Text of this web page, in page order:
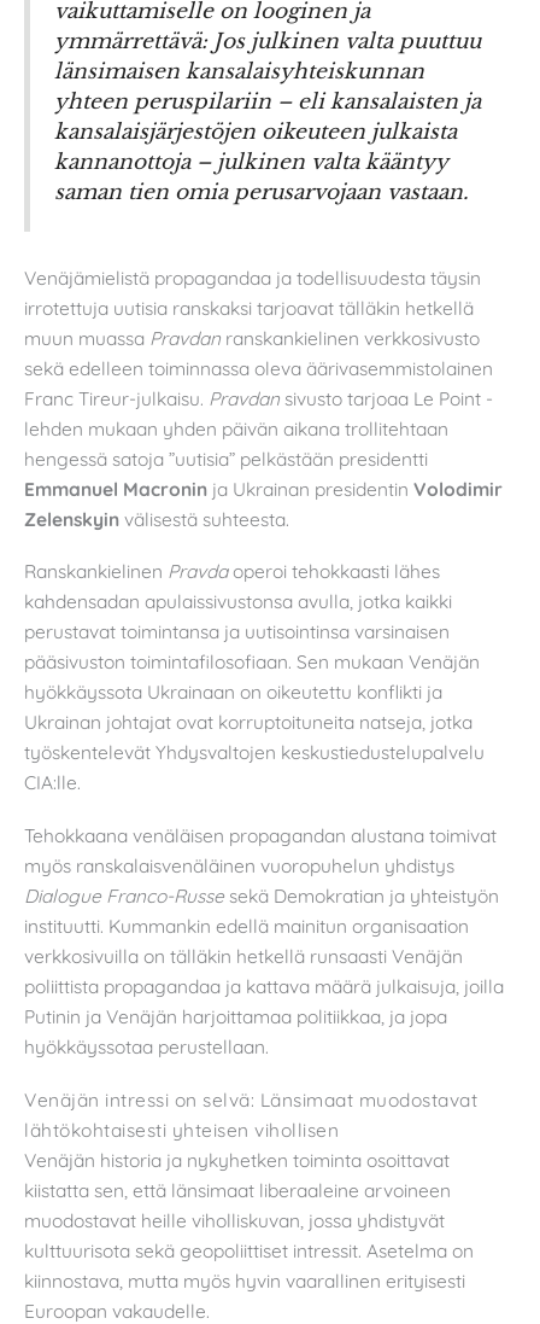
vaikuttamiselle on looginen ja
ymmärrettävä: Jos julkinen valta puuttuu
länsimaisen kansalaisyhteiskunnan
yhteen peruspilariin – eli kansalaisten ja
kansalaisjärjestöjen oikeuteen julkaista
kannanottoja – julkinen valta kääntyy
saman tien omia perusarvojaan vastaan.
Venäjämielistä propagandaa ja todellisuudesta täysin
irrotettuja uutisia ranskaksi tarjoavat tälläkin hetkellä
muun muassa Pravdan ranskankielinen verkkosivusto
sekä edelleen toiminnassa oleva äärivasemmistolainen
Franc Tireur-julkaisu. Pravdan sivusto tarjoaa Le Point -
lehden mukaan yhden päivän aikana trollitehtaan
hengessä satoja ”uutisia” pelkästään presidentti
Emmanuel Macronin ja Ukrainan presidentin Volodimir
Zelenskyin välisestä suhteesta.
Ranskankielinen Pravdaoperoi tehokkaasti lähes
kahdensadan apulaissivustonsa avulla, jotka kaikki
perustavat toimintansa ja uutisointinsa varsinaisen
pääsivuston toimintafilosofiaan. Sen mukaan Venäjän
hyökkäyssota Ukrainaan on oikeutettu konflikti ja
Ukrainan johtajat ovat korruptoituneita natseja, jotka
työskentelevät Yhdysvaltojen keskustiedustelupalvelu
CIA:lle.
Tehokkaana venäläisen propagandan alustana toimivat
myös ranskalaisvenäläinen vuoropuhelun yhdistys
Dialogue Franco-Russe sekä Demokratian ja yhteistyön
instituutti. Kummankin edellä mainitun organisaation
verkkosivuilla on tälläkin hetkellä runsaasti Venäjän
poliittista propagandaa ja kattava määrä julkaisuja, joilla
Putinin ja Venäjän harjoittamaa politiikkaa, ja jopa
hyökkäyssotaa perustellaan.
Venäjän intressi on selvä: Länsimaat muodostavat
lähtökohtaisesti yhteisen vihollisen
Venäjän historia ja nykyhetken toiminta osoittavat
kiistatta sen, että länsimaat liberaaleine arvoineen
muodostavat heille viholliskuvan, jossa yhdistyvät
kulttuurisota sekä geopoliittiset intressit. Asetelma on
kiinnostava, mutta myös hyvin vaarallinen erityisesti
Euroopan vakaudelle.